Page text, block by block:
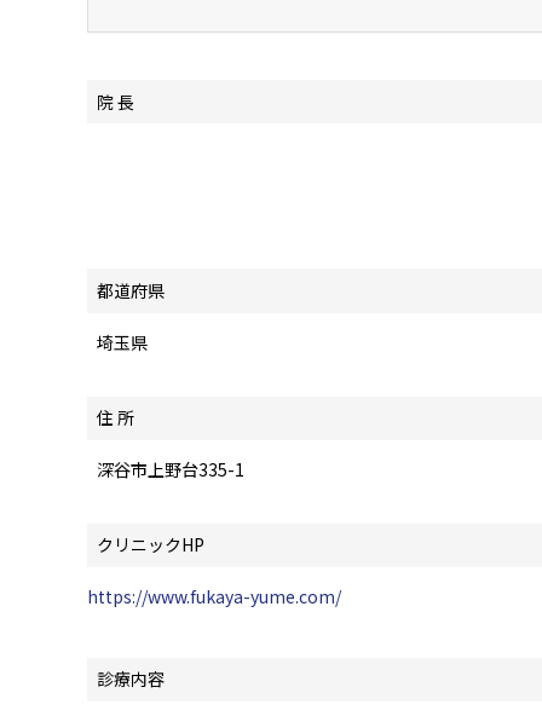
院 長
都道府県
埼玉県
住 所
深谷市上野台335-1
クリニックHP
https://www.fukaya-yume.com/
診療内容